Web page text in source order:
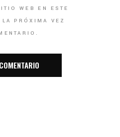
WEB EN ESTE
LA PRÓXIMA VEZ